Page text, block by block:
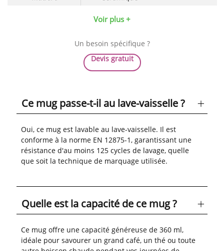
Voir plus +
Un besoin spécifique ?
Devis gratuit
Ce mug passe-t-il au lave-vaisselle ?
Oui, ce mug est lavable au lave-vaisselle. Il est
conforme à la norme EN 12875-1, garantissant une
résistance d'au moins 125 cycles de lavage, quelle
que soit la technique de marquage utilisée.
Quelle est la capacité de ce mug ?
Ce mug offre une capacité généreuse de 360 ml,
idéale pour savourer un grand café, un thé ou toute